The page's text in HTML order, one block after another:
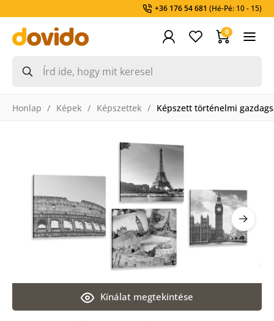
+36 176 54 681 (Hé-Pé: 10 - 15)
0
Honlap Képek Képszettek Képszett történelmi
Kínálat megtekintése